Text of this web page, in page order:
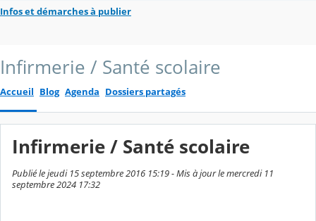
Infos et démarches à publier
Infirmerie / Santé scolaire
Accueil Blog Agenda Dossiers partagés
Infirmerie / Santé scolaire
Publié le jeudi 15 septembre 2016 15:19 - Mis à jour le mercredi 11
septembre 2024 17:32